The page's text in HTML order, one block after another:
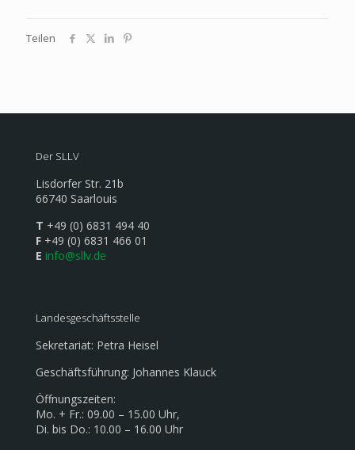
Teilen
Der SLLV
Lisdorfer Str. 21b
66740 Saarlouis
T +49 (0) 6831 494 40
F +49 (0) 6831 466 01
E info@sllv.de
Landesgeschäftsstelle
Sekretariat: Petra Heisel
Geschäftsführung: Johannes Klauck
Öffnungszeiten:
Mo. + Fr.: 09.00 – 15.00 Uhr,
Di. bis Do.: 10.00 – 16.00 Uhr